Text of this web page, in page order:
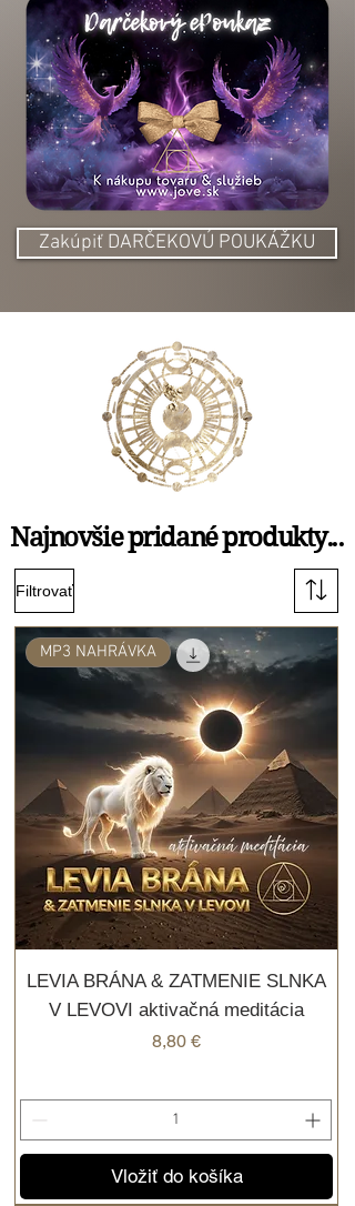
Zakúpiť DARČEKOVÚ POUKÁŽKU
Najnovšie pridané produkty...
Najnovšie pridané produkty...
Filtrovať
MP3 NAHRÁVKA
LEVIA BRÁNA & ZATMENIE SLNKA
V LEVOVI aktivačná meditácia
Cena
8,80 €
Vložiť do košíka